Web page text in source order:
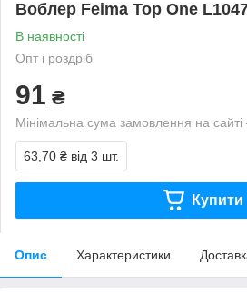
Воблер Feima Top One
В наявності
Опт і роздріб
91 ₴
Мінімальна сума замовлення на
63,70 ₴ від 3 шт.
Купити
Опис Характеристики